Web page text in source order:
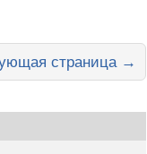
страница →